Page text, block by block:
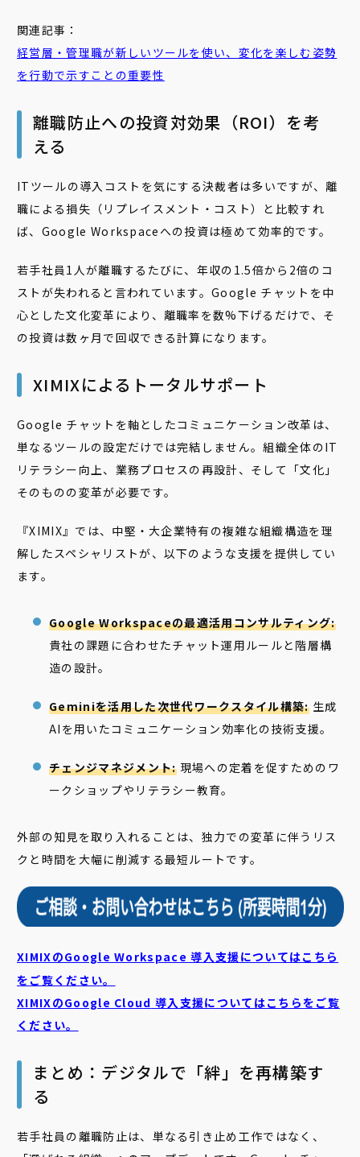
関連記事：
経営層・管理職が新しいツールを使い、変化を楽しむ姿勢
を行動で示すことの重要性
離職防止への投資対効果（ROI）を考
える
ITツールの導入コストを気にする決裁者は多いですが、離
職による損失（リプレイスメント・コスト）と比較すれ
ば、Google Workspaceへの投資は極めて効率的です。
若手社員1人が離職するたびに、年収の1.5倍から2倍のコ
ストが失われると言われています。Google チャットを中
心とした文化変革により、離職率を数%下げるだけで、そ
の投資は数ヶ月で回収できる計算になります。
XIMIXによるトータルサポート
Google チャットを軸としたコミュニケーション改革は、
単なるツールの設定だけでは完結しません。組織全体のIT
リテラシー向上、業務プロセスの再設計、そして「文化」
そのものの変革が必要です。
『XIMIX』では、中堅・大企業特有の複雑な組織構造を理
解したスペシャリストが、以下のような支援を提供してい
ます。
Google Workspaceの最適活用コンサルティング:
貴社の課題に合わせたチャット運用ルールと階層構
造の設計。
Geminiを活用した次世代ワークスタイル構築:生成
AIを用いたコミュニケーション効率化の技術支援。
チェンジマネジメント:現場への定着を促すためのワ
ークショップやリテラシー教育。
外部の知見を取り入れることは、独力での変革に伴うリス
クと時間を大幅に削減する最短ルートです。
XIMIXのGoogle Workspace 導入支援についてはこちら
をご覧ください。
XIMIXのGoogle Cloud 導入支援についてはこちらをご覧
ください。
まとめ：デジタルで「絆」を再構築す
る
若手社員の離職防止は、単なる引き止め工作ではなく、